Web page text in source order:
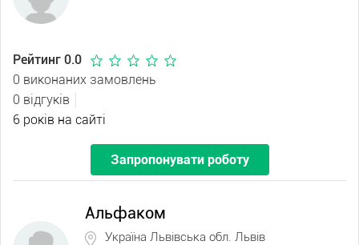
Рейтинг 0.0
0 виконаних замовлень
0 відгуків
6 років на сайті
Запропонувати роботу
Альфаком
Україна Львівська обл. Львів